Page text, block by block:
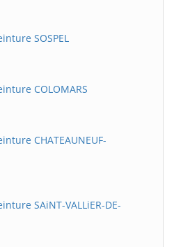
SOSPEL
COLOMARS
CHATEAUNEUF-
SAiNT-VALLiER-DE-